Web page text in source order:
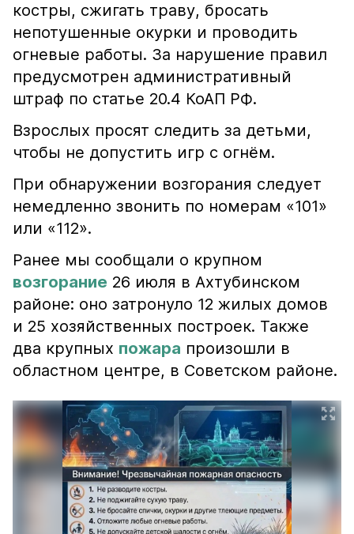
костры, сжигать траву, бросать
непотушенные окурки и проводить
огневые работы. За нарушение правил
предусмотрен административный
штраф по статье 20.4 КоАП РФ.
Взрослых просят следить за детьми,
чтобы не допустить игр с огнём.
При обнаружении возгорания следует
немедленно звонить по номерам «101»
или «112».
Ранее мы сообщали о крупном
возгорание 26 июля в Ахтубинском
районе: оно затронуло 12 жилых домов
и 25 хозяйственных построек. Также
два крупных пожара произошли в
областном центре, в Советском районе.